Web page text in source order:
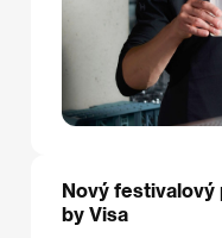
Nový
by Visa